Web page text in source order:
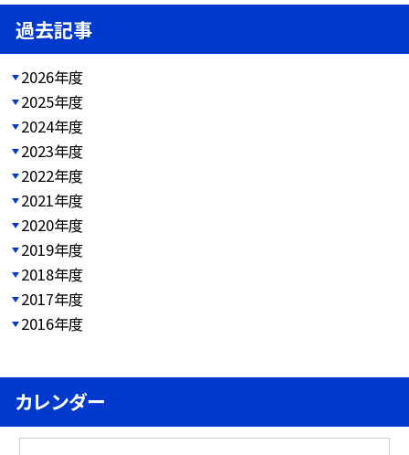
過去記事
2026年度
2025年度
2024年度
2023年度
2022年度
2021年度
2020年度
2019年度
2018年度
2017年度
2016年度
カレンダー